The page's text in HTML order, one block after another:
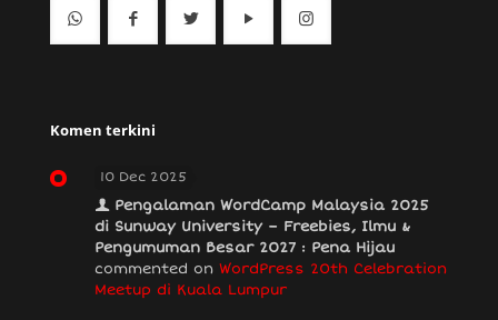
Komen terkini
10 Dec 2025
Pengalaman WordCamp Malaysia 2025
di Sunway University – Freebies, Ilmu &
Pengumuman Besar 2027 : Pena Hijau
commented on WordPress 20th Celebration
Meetup di Kuala Lumpur